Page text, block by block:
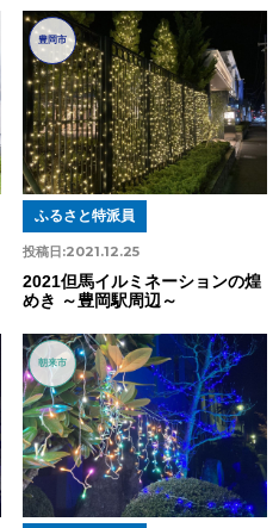
豊岡市
投稿日:2021.12.25
ふるさと特派員
2021但馬イルミネーションの煌
めき ～豊岡駅周辺～
朝来市